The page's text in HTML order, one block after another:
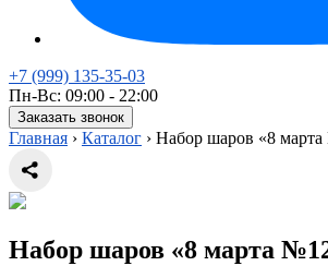
+7 (999) 135-35-03
Пн-Вс: 09:00 - 22:00
Заказать звонок
Главная › Каталог › Набор шаров «8
Набор шаров «8 марта